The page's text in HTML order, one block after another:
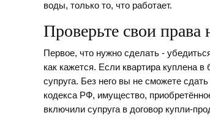
воды, только то, что работает.
Проверьте свои права
Первое, что нужно сделать -
как кажется. Если квартира куплена
супруга. Без него вы не сможете
кодекса РФ, имущество,
включили супруга в договор купли-